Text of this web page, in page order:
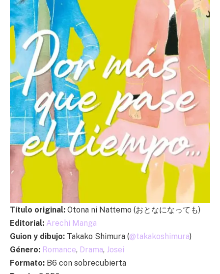
Título original: Otona ni Nattemo (おとなになっても)
Editorial: Arechi Manga
Guion y dibujo: Takako Shimura (@takakoshimura)
Género: Romance, Drama, Josei
Formato: B6 con sobrecubierta